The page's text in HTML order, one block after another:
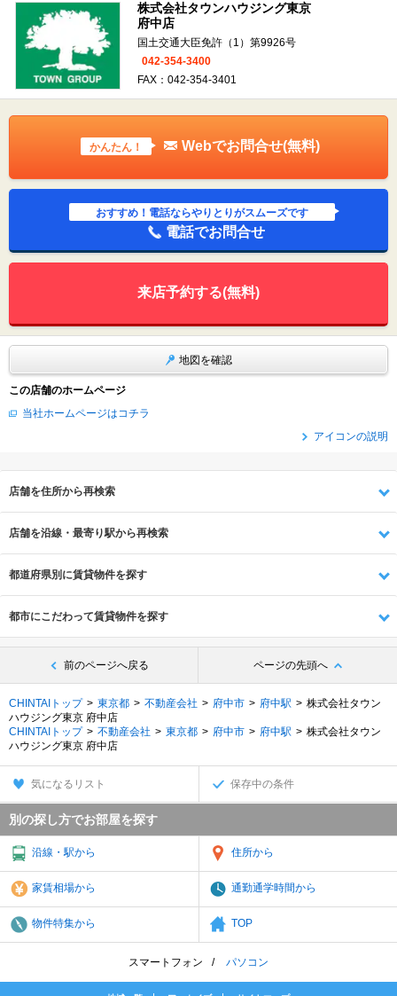
株式会社タウンハウジング東京
府中店
国土交通大臣免許（1）第9926号
042-354-3400
FAX：042-354-3401
かんたん！ Webでお問合せ(無料)
おすすめ！電話ならやりとりがスムーズです
電話でお問合せ
来店予約する(無料)
地図を確認
この店舗のホームページ
当社ホームページはコチラ
アイコンの説明
店舗を住所から再検索
店舗を沿線・最寄り駅から再検索
都道府県別に賃貸物件を探す
都市にこだわって賃貸物件を探す
前のページへ戻る ページの先頭へ
CHINTAIトップ 東京都 不動産会社 府中市 府中駅
株式会社タウン
ハウジング東京 府中店
CHINTAIトップ
不動産会社 東京都 府中市 府中駅
株式会社タウン
ハウジング東京 府中店
気になるリスト 保存中の条件
別の探し方でお部屋を探す
沿線・駅から 住所から
家賃相場から 通勤通学時間から
物件特集から TOP
スマートフォン パソコン